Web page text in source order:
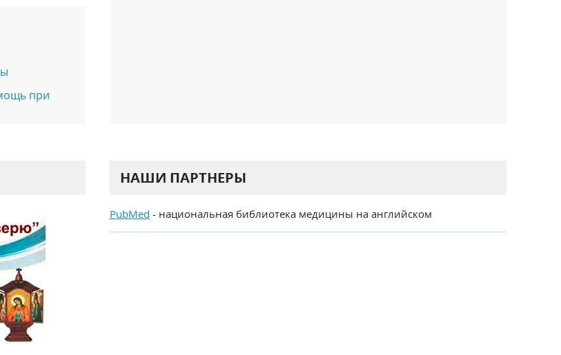
при
НАШИ ПАРТНЕРЫ
PubMed - национальная библиотека медицины на английском